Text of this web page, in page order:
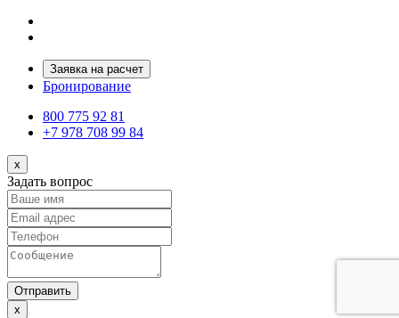
Заявка на расчет
Бронирование
800 775 92 81
+7 978 708 99 84
x
Задать вопрос
Отправить
x